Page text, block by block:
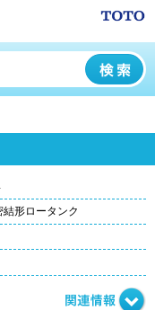
形ロータンク